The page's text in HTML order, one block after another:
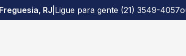
RJ Ligue para gente (21) 3549-4057